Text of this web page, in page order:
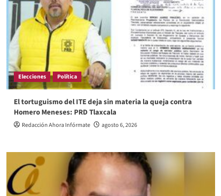
Elecciones Política
El tortuguismo del ITE deja sin materia la queja contra
Homero Meneses: PRD Tlaxcala
Redacción Ahora Infórmate agosto 6, 2026